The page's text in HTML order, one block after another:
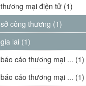
thương mại điện tử (1)
sở công thương (1)
gia lai (1)
báo cáo thương mại ... (1)
báo cáo thương mại ... (1)